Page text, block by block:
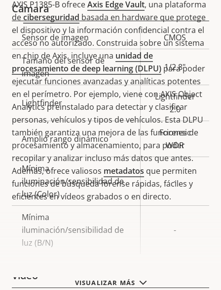
AXIS P1385-B ofreceAxis Edge Vault, una plataforma
deciberseguridad basada en hardware que protege
el dispositivo y la información confidencial contra el
acceso no autorizado. Construida sobre un sistema
en chip de Axis, incluye una unidad de
procesamiento de deep learning (DLPU) para poder
ejecutar funciones avanzadas y analíticas potentes
en el perímetro. Por ejemplo, viene con AXIS Object
Analytics preinstalado para detectar y clasificar
personas, vehículos y tipos de vehículos. Esta DLPU
también garantiza una mejora de las funciones de
procesamiento y almacenamiento, para poder
recopilar y analizar incluso más datos que antes.
Además, ofrece valiosos metadatos que permiten
funciones de búsqueda forense rápidas, fáciles y
eficientes en vídeos grabados o en directo.
VISUALIZAR MÁS
Cámara
Descripción
de
propiedad
Valor de
la
propiedad
Sensor de imagen CMOS
Tamaño del sensor de
imagen
1/2.8"
Lightfinder
Lightfinder
2.0
Amplio rango dinámico
Forensic
WDR
Mínima
iluminación/sensibilidad de
luz (Color)
-
Mínima
iluminación/sensibilidad de
luz (B/N)
-
Vídeo